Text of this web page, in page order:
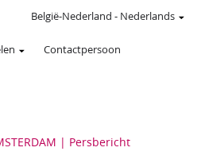
Contactpersoon
België-Nederland - Nederlands
Persbericht